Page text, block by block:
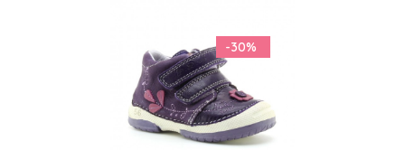
-30%